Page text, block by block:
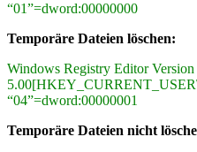
“01”=dword:00000000
Temporäre Dateien löschen:
Windows Registry Editor Version
“04”=dword:00000001
Temporäre Dateien nicht